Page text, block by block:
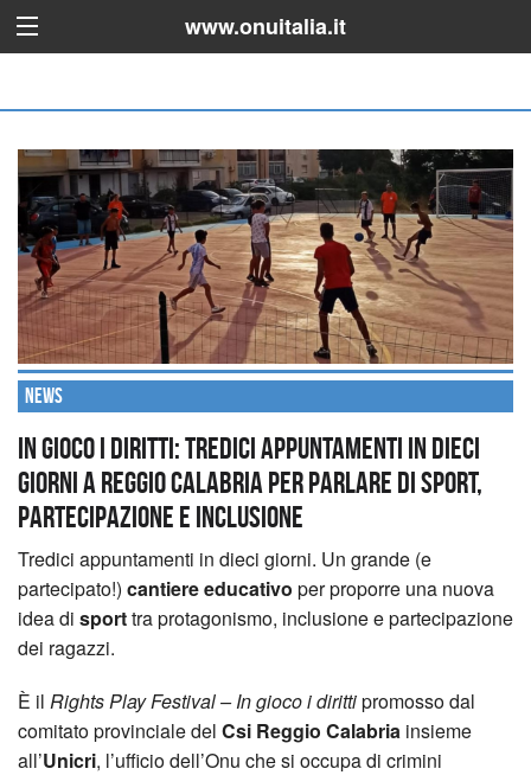
www.onuitalia.it
News
In gioco i diritti: tredici appuntamenti in dieci
giorni a Reggio Calabria per parlare di sport,
partecipazione e inclusione
Tredici appuntamenti in dieci giorni. Un grande (e
partecipato!) cantiere educativo per proporre una nuova
idea di sporttra protagonismo, inclusione e partecipazione
dei ragazzi.
È il Rights Play Festival – In gioco i dirittipromosso dal
comitato provinciale del Csi Reggio Calabria insieme
all’Unicri, l’ufficio dell’Onu che si occupa di crimini